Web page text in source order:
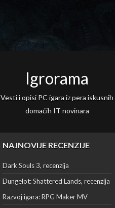
Igrorama
Vesti i opisi PC igara iz pera iskusnih
domaćih IT novinara
NAJNOVIJE RECENZIJE
Dark Souls 3, recenzija
Dungelot: Shattered Lands, recenzija
Razvoj igara: RPG Maker MV